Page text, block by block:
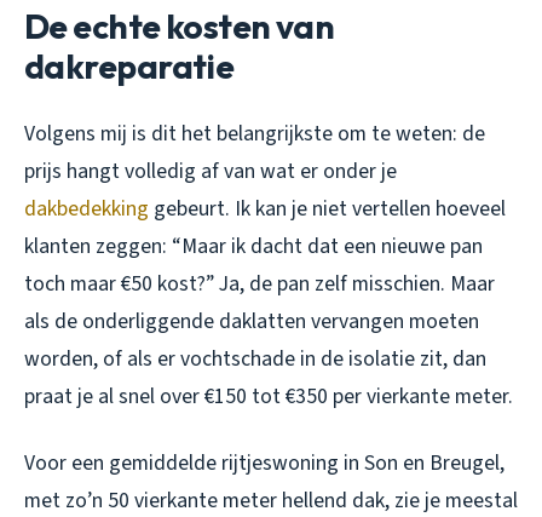
De echte kosten van
dakreparatie
Volgens mij is dit het belangrijkste om te weten: de
prijs hangt volledig af van wat er onder je
dakbedekking gebeurt. Ik kan je niet vertellen hoeveel
klanten zeggen: “Maar ik dacht dat een nieuwe pan
toch maar €50 kost?” Ja, de pan zelf misschien. Maar
als de onderliggende daklatten vervangen moeten
worden, of als er vochtschade in de isolatie zit, dan
praat je al snel over €150 tot €350 per vierkante meter.
Voor een gemiddelde rijtjeswoning in Son en Breugel,
met zo’n 50 vierkante meter hellend dak, zie je meestal